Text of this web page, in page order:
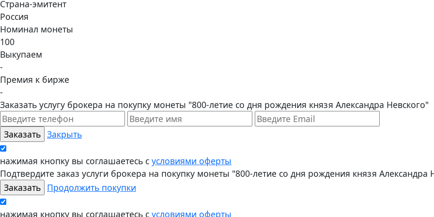
Страна-эмитент
Россия
Номинал монеты
100
Выкупаем
-
Премия к бирже
-
Заказать услугу брокера на покупку монеты "800-летие со дня рождения князя Александра Невского"
Закрыть
нажимая кнопку вы соглашаетесь с условиями оферты
Подтвердите заказ услуги брокера на покупку монеты "800-летие со дня рождения князя Александра
Продолжить покупки
нажимая кнопку вы соглашаетесь с условиями оферты